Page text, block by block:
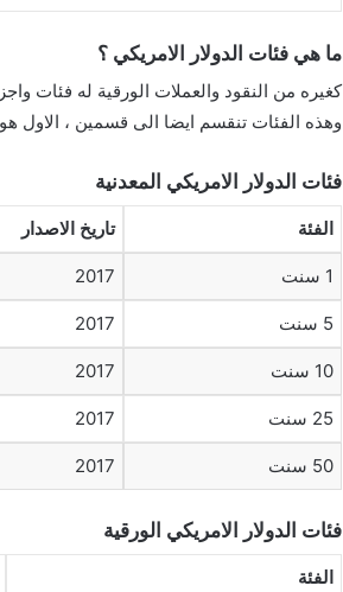
ما هي فئات الدولار الامريكي ؟
كغيره من النقود والعملات الورقية له فئات
وهذه الفئات تنقسم ايضا الى قسمين ، الاول هو
فئات الدولار الامريكي المعدنية
الفئة تاريخ الاصدار
1 سنت 2017
5 سنت 2017
10 سنت 2017
25 سنت 2017
50 سنت 2017
فئات الدولار الامريكي الورقية
الفئة